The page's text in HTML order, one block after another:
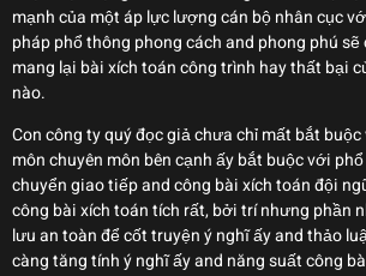
mạnh của một áp lực lượng cán bộ nhân cục
pháp phổ thông phong cách and phong phú
mang lại bài xích toán công trình hay thất bại
nào.
Con công ty quý đọc giả chưa chỉ mất bắt
môn chuyên môn bên cạnh ấy bắt buộc với
chuyển giao tiếp and công bài xích toán đội
công bài xích toán tích rất, bởi trí nhưng phần
lưu an toàn để cốt truyện ý nghĩ ấy and thảo
càng tăng tính ý nghĩ ấy and năng suất công